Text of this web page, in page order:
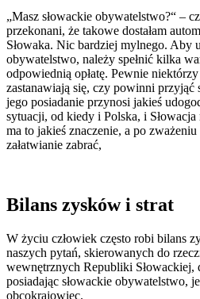
„Masz słowackie obywatelstwo?“ –
przekonani, że takowe dostałam
Słowaka. Nic bardziej mylnego. Aby
obywatelstwo, należy spełnić kilka
odpowiednią opłatę. Pewnie
zastanawiają się, czy powinni przyjąć
jego posiadanie przynosi jakieś
sytuacji, od kiedy i Polska, i
ma to jakieś znaczenie, a po
załatwianie zabrać,
Bilans zysków i strat
W życiu człowiek często robi bilans
naszych pytań, skierowanych do
wewnętrznych Republiki Słowackiej,
posiadając słowackie obywatelstwo,
obcokrajowiec.